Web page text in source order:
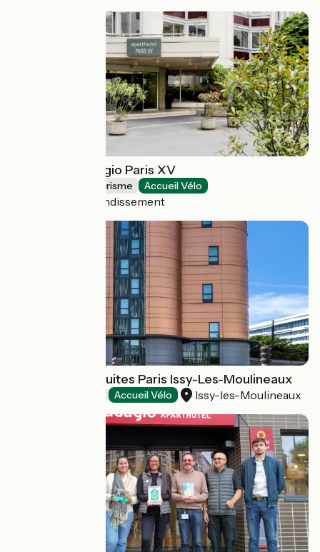
Aparthotel Adagio Paris XV
Résidences de tourisme Accueil Vélo
Paris 15e Arrondissement
Hôtel Novotel Suites Paris Issy-Les-Moulineaux
Accueil Vélo Issy-les-Moulineaux